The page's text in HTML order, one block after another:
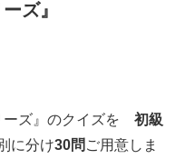
ズ』
ーズ』のクイズを 初級
に分け30問 ご用意しま